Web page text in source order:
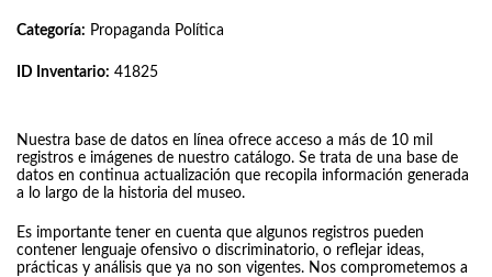
Categoría: Propaganda Política
ID Inventario: 41825
Nuestra base de datos en línea ofrece acceso a más de 10 mil
registros e imágenes de nuestro catálogo. Se trata de una base de
datos en continua actualización que recopila información generada
a lo largo de la historia del museo.
Es importante tener en cuenta que algunos registros pueden
contener lenguaje ofensivo o discriminatorio, o reflejar ideas,
prácticas y análisis que ya no son vigentes. Nos comprometemos a